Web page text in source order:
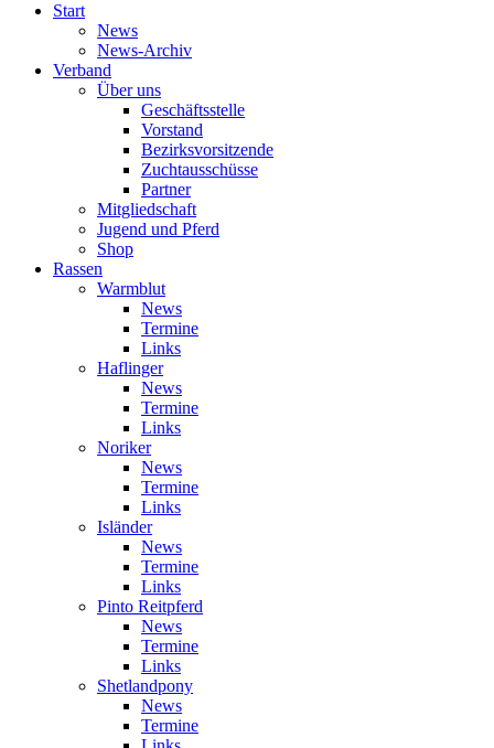
Start
News
News-Archiv
Verband
Über uns
Geschäftsstelle
Vorstand
Bezirksvorsitzende
Zuchtausschüsse
Partner
Mitgliedschaft
Jugend und Pferd
Shop
Rassen
Warmblut
News
Termine
Links
Haflinger
News
Termine
Links
Noriker
News
Termine
Links
Isländer
News
Termine
Links
Pinto Reitpferd
News
Termine
Links
Shetlandpony
News
Termine